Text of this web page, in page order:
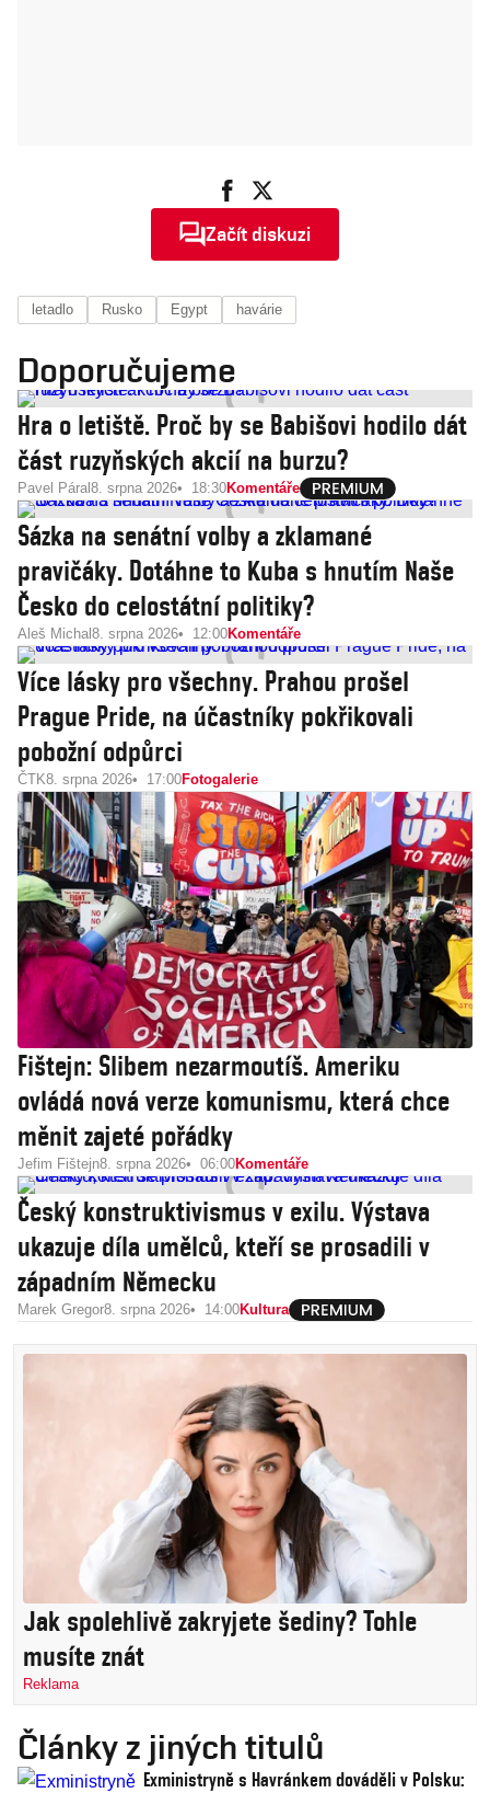
Začít diskuzi
letadlo Rusko Egypt havárie
Doporučujeme
Hra o letiště. Proč by se Babišovi hodilo dát
část ruzyňských akcií na burzu?
Pavel Páral 8. srpna 2026 18:30Komentáře
Sázka na senátní volby a zklamané
pravičáky. Dotáhne to Kuba s hnutím Naše
Česko do celostátní politiky?
Aleš Michal 8. srpna 2026 12:00Komentáře
Více lásky pro všechny. Prahou prošel
Prague Pride, na účastníky pokřikovali
pobožní odpůrci
ČTK8. srpna 2026 17:00Fotogalerie
Fištejn: Slibem nezarmoutíš. Ameriku
ovládá nová verze komunismu, která chce
měnit zajeté pořádky
Jefim Fištejn8. srpna 2026 06:00Komentáře
Český konstruktivismus v exilu. Výstava
ukazuje díla umělců, kteří se prosadili v
západním Německu
Marek Gregor8. srpna 2026 14:00Kultura
Jak spolehlivě zakryjete šediny? Tohle
musíte znát
Reklama
Články z jiných titulů
Exministryně s Havránkem dováděli v Polsku: